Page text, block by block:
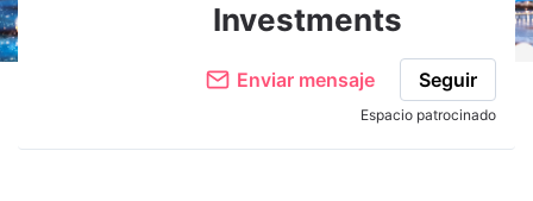
Investments
Enviar mensaje Seguir
Espacio patrocinado